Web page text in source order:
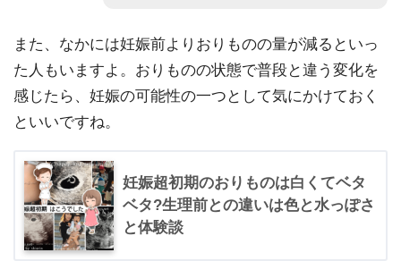
また、なかには妊娠前よりおりものの量が減るといっ
た人もいますよ。おりものの状態で普段と違う変化を
感じたら、妊娠の可能性の一つとして気にかけておく
といいですね。
妊娠超初期のおりものは白くてベタ
ベタ?生理前との違いは色と水っぽさ
と体験談